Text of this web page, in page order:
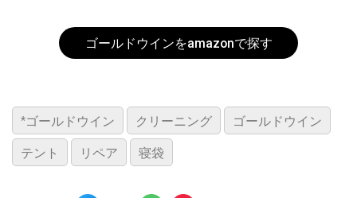
ゴールドウインをamazonで探す
*ゴールドウイン クリーニング ゴールドウイン
テント リペア 寝袋